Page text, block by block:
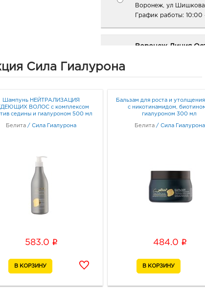
Воронеж, ул
График работы: 10:00
Воронеж Линия
Воронеж, ул
Воронеж МП: 309.0
394005, Воронежская
Н.Усмань Аксиома:
Воронеж
руб.
394070, Воронежская
Сила Гиалурона
Шампунь НЕЙТРАЛИЗАЦИЯ
ВОЛОС с комплексом
седины и гиалуроном 500 мл
Белита / Сила Гиалурона
583.0 i
Бальзам для роста и
с никотинамидом,
гиалуроном 300 мл
Белита / Сила Гиалурона
484.0 i